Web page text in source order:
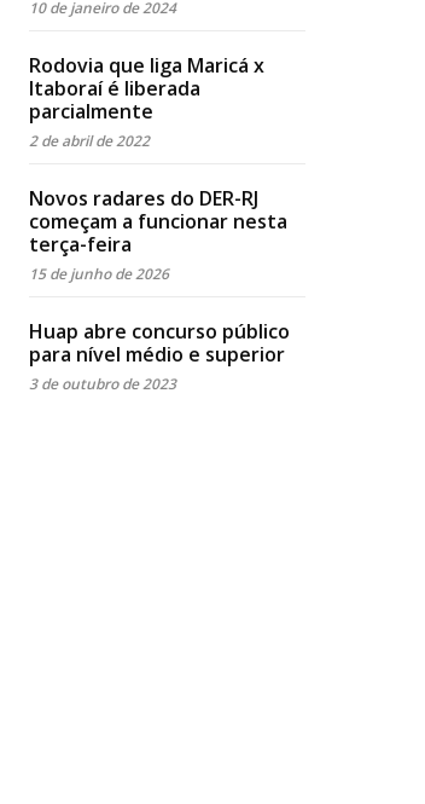
10 de janeiro de 2024
Rodovia que liga Maricá x
Itaboraí é liberada
parcialmente
2 de abril de 2022
Novos radares do DER-RJ
começam a funcionar nesta
terça-feira
15 de junho de 2026
Huap abre concurso público
para nível médio e superior
3 de outubro de 2023